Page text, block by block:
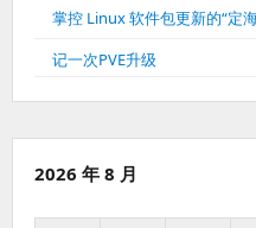
掌控 Linux 软件包更新的“
记一次PVE升级
2026 年 8 月